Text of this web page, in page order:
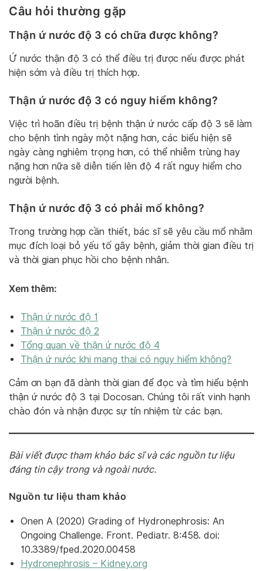
Câu hỏi thường gặp
Thận ứ nước độ 3 có chữa được không?
Ứ nước thận độ 3 có thể điều trị được nếu được phát
hiện sớm và điều trị thích hợp.
Thận ứ nước độ 3 có nguy hiểm không?
Việc trì hoãn điều trị bệnh thận ứ nước cấp độ 3 sẽ làm
cho bệnh tình ngày một nặng hơn, các biểu hiện sẽ
ngày càng nghiêm trọng hơn, có thể nhiễm trùng hay
nặng hơn nữa sẽ diễn tiến lên độ 4 rất nguy hiểm cho
người bệnh.
Thận ứ nước độ 3 có phải mổ không?
Trong trường hợp cần thiết, bác sĩ sẽ yêu cầu mổ nhằm
mục đích loại bỏ yếu tố gây bệnh, giảm thời gian điều trị
và thời gian phục hồi cho bệnh nhân.
Xem thêm:
Thận ứ nước độ 1
Thận ứ nước độ 2
Tổng quan về thận ứ nước độ 4
Thận ứ nước khi mang thai có nguy hiểm không?
Cảm ơn bạn đã dành thời gian để đọc và tìm hiểu bệnh
thận ứ nước độ 3 tại Docosan. Chúng tôi rất vinh hạnh
chào đón và nhận được sự tín nhiệm từ các bạn.
Bài viết được tham khảo bác sĩ và các nguồn tư liệu
đáng tin cậy trong và ngoài nước.
Nguồn tư liệu tham khảo
Onen A (2020) Grading of Hydronephrosis: An
Ongoing Challenge. Front. Pediatr. 8:458. doi:
10.3389/fped.2020.00458
Hydronephrosis – Kidney.org